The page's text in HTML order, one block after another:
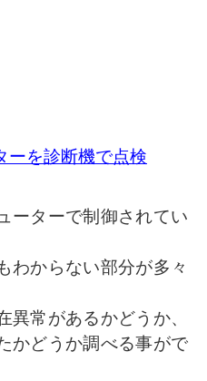
を診断機で点検
ーターで制御されてい
わからない部分が多々
常があるかどうか、
かどうか調べる事がで